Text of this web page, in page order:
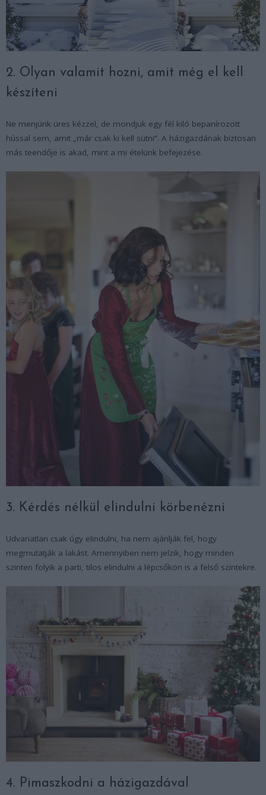
2. Olyan valamit hozni, amit még el kell
készíteni
Ne menjünk üres kézzel, de mondjuk egy fél kiló bepanírozott
hússal sem, amit „már csak ki kell sütni”. A házigazdának biztosan
más teendője is akad, mint a mi ételünk befejezése.
3. Kérdés nélkül elindulni körbenézni
Udvariatlan csak úgy elindulni, ha nem ajánlják fel, hogy
megmutatják a lakást. Amennyiben nem jelzik, hogy minden
szinten folyik a parti, tilos elindulni a lépcsőkön is a felső szintekre.
4. Pimaszkodni a házigazdával